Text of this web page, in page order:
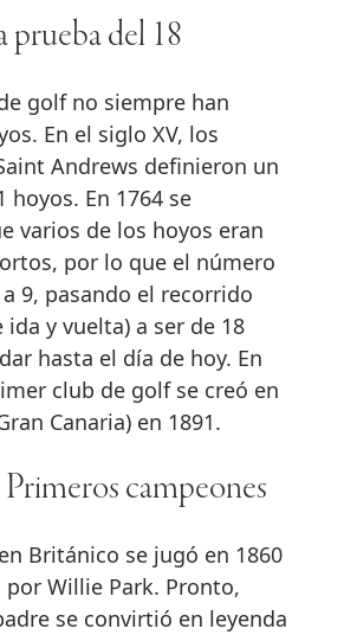
prueba del 18
golf no siempre han
En el siglo XV, los
Andrews definieron un
hoyos. En 1764 se
varios de los hoyos eran
por lo que el número
9, pasando el recorrido
y vuelta) a ser de 18
hasta el día de hoy. En
club de golf se creó en
Canaria) en 1891.
campeones
Británico se jugó en 1860
por Willie Park. Pronto,
se convirtió en leyenda